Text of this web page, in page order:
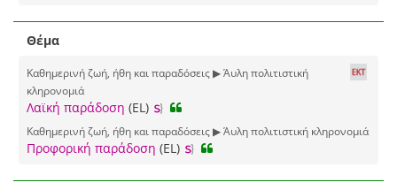
Θέμα
Καθημερινή ζωή, ήθη και παραδόσεις ▶ Άυλη πολιτιστική
κληρονομιά
Λαϊκή παράδοση (EL)
Καθημερινή ζωή, ήθη και παραδόσεις ▶ Άυλη πολιτιστική κληρονομιά
Προφορική παράδοση (EL)